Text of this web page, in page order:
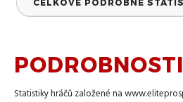
CELKOVÉ PODROBNÉ
PODROBNOSTI
Statistiky hráčů založené na